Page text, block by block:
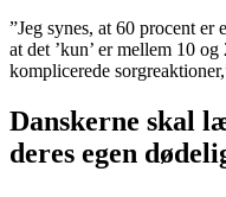
”Jeg synes, at 60 procent
at det ’kun’ er mellem 10
komplicerede
Danskerne skal
deres egen